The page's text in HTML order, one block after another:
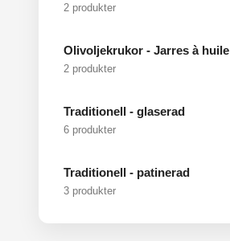
2 produkter
Olivoljekrukor - Jarres à huile
2 produkter
Traditionell - glaserad
6 produkter
Traditionell - patinerad
3 produkter